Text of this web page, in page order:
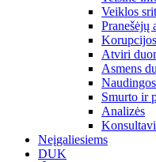
Veiklos
Pranešėjų
Atviri
Asmens
Smurto ir
Analizės
Neįgaliesiems
DUK